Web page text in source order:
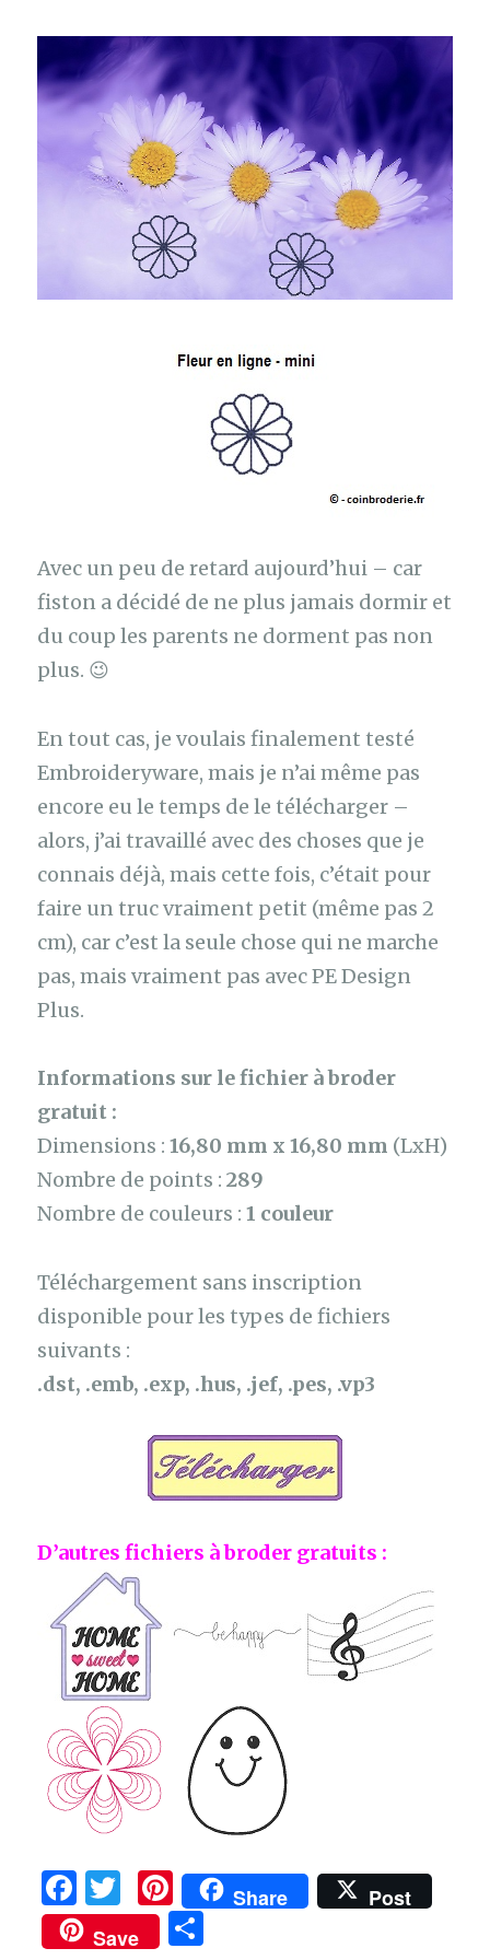
Avec un peu de retard aujourd’hui – car
fiston a décidé de ne plus jamais dormir et
du coup les parents ne dorment pas non
plus. 😉
En tout cas, je voulais finalement testé
Embroideryware, mais je n’ai même pas
encore eu le temps de le télécharger –
alors, j’ai travaillé avec des choses que je
connais déjà, mais cette fois, c’était pour
faire un truc vraiment petit (même pas 2
cm), car c’est la seule chose qui ne marche
pas, mais vraiment pas avec PE Design
Plus.
Informations sur le fichier à broder
gratuit :
Dimensions :16,80 mm x 16,80 mm (LxH)
Nombre de points :289
Nombre de couleurs :1 couleur
Téléchargement sans inscription
disponible pour les types de fichiers
suivants :
.dst, .emb, .exp, .hus, .jef, .pes, .vp3
D’autres fichiers à broder gratuits :
F
a
T
w
Pi
n
Share
Post
Save